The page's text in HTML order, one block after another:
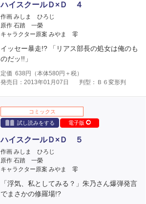
ハイスクールＤ×Ｄ ４
作画 みしま ひろじ
原作 石踏 一榮
キャラクター原案 みやま 零
イッセー暴走!? 「リアス部長の処女は俺のも
のだッ!!」
定価 638 円（本体580円＋税）
発売日：2013年01月07日
判型：Ｂ６変形判
コミックス
試し読みをする
電子版
ハイスクールＤ×Ｄ ５
作画 みしま ひろじ
原作 石踏 一榮
キャラクター原案 みやま 零
「浮気、私としてみる？」朱乃さん爆弾発言
でまさかの修羅場!?